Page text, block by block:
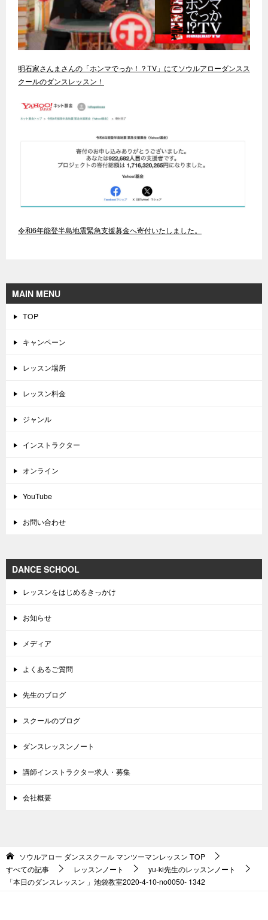
明石家さんまさんの「ホンマでっか！？TV」にてソウルアローダンスス
クールのダンスレッスン！
令和6年能登半島地震緊急支援募金へ寄付いたしました。
MAIN MENU
TOP
キャンペーン
レッスン場所
レッスン料金
ジャンル
インストラクター
オンライン
YouTube
お問い合わせ
DANCE SCHOOL
レッスンをはじめるきっかけ
お知らせ
メディア
よくあるご質問
先生のブログ
スクールのブログ
ダンスレッスンノート
講師インストラクター求人・募集
会社概要
ソウルアロー ダンススクール マンツーマンレッスン TOP
すべての記事
レッスンノート
yu-ki先生のレッスンノート
­「本日のダンスレッスン 」池袋教室2020-4-10-­no0050- 1342